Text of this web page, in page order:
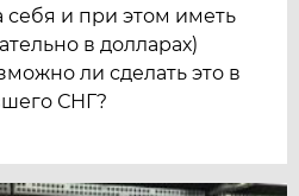
себя и при этом иметь
в долларах)
ли сделать это в
СНГ?